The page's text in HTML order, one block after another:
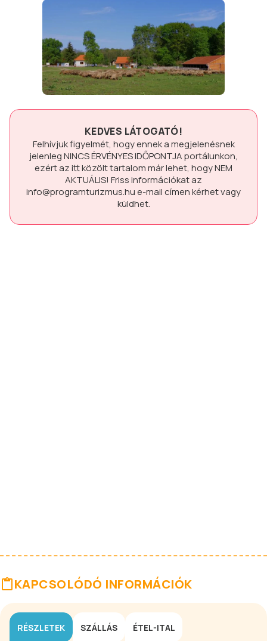
KEDVES LÁTOGATÓ!
Felhívjuk figyelmét, hogy ennek a megjelenésnek
jelenlegNINCS ÉRVÉNYES IDŐPONTJAportálunkon,
ezért az itt közölt tartalom már lehet, hogyNEM
AKTUÁLIS! Friss információkat az
info@programturizmus.hue-mail címen kérhet vagy
küldhet.
KAPCSOLÓDÓ INFORMÁCIÓK
RÉSZLETEK SZÁLLÁS ÉTEL-ITAL